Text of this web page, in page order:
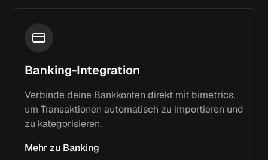
Banking-Integration
Verbinde deine Bankkonten direkt mit bimetrics,
um Transaktionen automatisch zu importieren und
zu kategorisieren.
Mehr zu Banking